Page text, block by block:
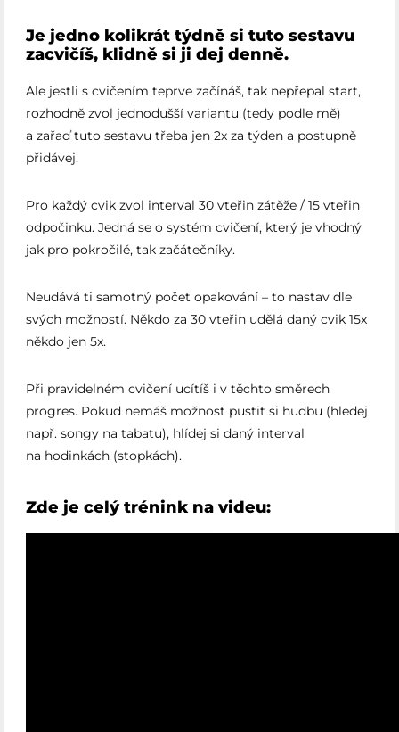
Je jedno kolikrát týdně si tuto sestavu
zacvičíš, klidně si ji dej denně.
Ale jestli s cvičením teprve začínáš, tak nepřepal start,
rozhodně zvol jednodušší variantu (tedy podle mě)
a zařaď tuto sestavu třeba jen 2x za týden a postupně
přidávej.
Pro každý cvik zvol interval 30 vteřin zátěže / 15 vteřin
odpočinku. Jedná se o systém cvičení, který je vhodný
jak pro pokročilé, tak začátečníky.
Neudává ti samotný počet opakování – to nastav dle
svých možností. Někdo za 30 vteřin udělá daný cvik 15x
někdo jen 5x.
Při pravidelném cvičení ucítíš i v těchto směrech
progres. Pokud nemáš možnost pustit si hudbu (hledej
např. songy na tabatu), hlídej si daný interval
na hodinkách (stopkách).
Zde je celý trénink na videu: